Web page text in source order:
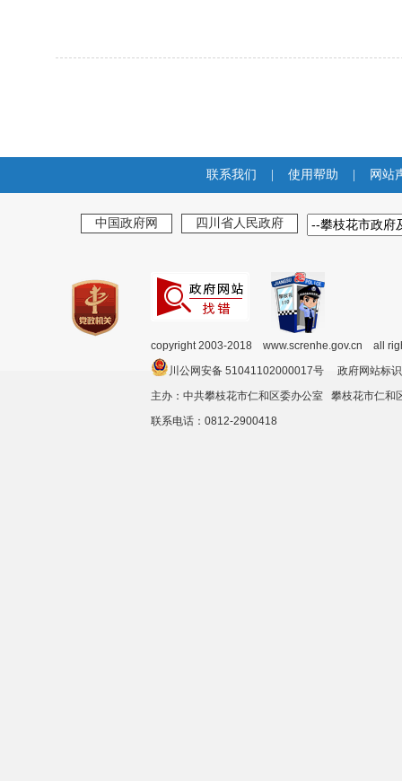
联系我们 使用帮助 网站
中国政府网 四川省人民政府
copyright 2003-2018 www.screnhe.gov.cn all
川公网安备 51041102000017号 政府网站
主办：中共攀枝花市仁和区委办公室 攀枝花市仁
联系电话：0812-2900418